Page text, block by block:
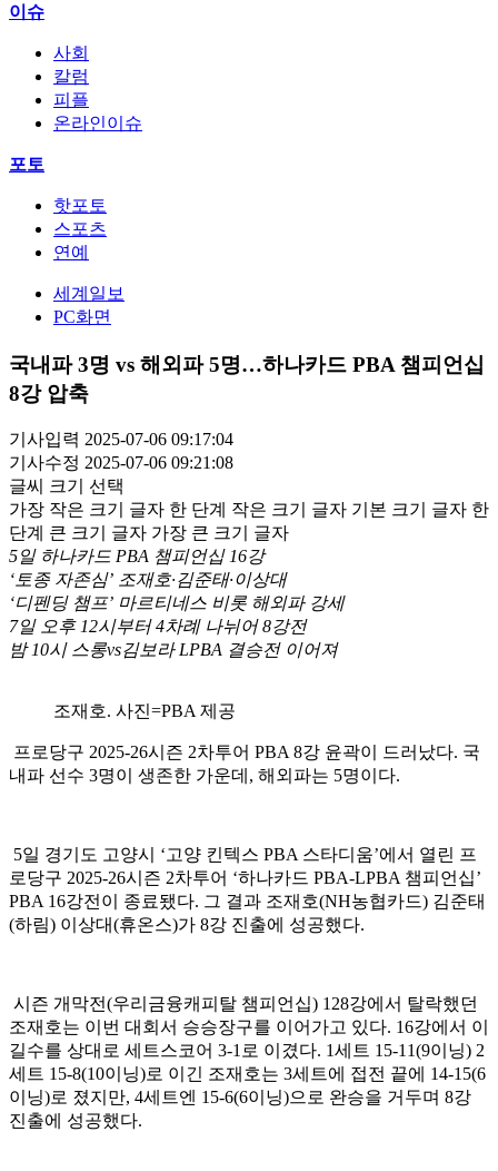
이슈
사회
칼럼
피플
온라인이슈
포토
핫포토
스포츠
연예
세계일보
PC화면
국내파 3명 vs 해외파 5명…하나카드 PBA 챔피언십
8강 압축
기사입력 2025-07-06 09:17:04
기사수정 2025-07-06 09:21:08
글씨 크기 선택
가장 작은 크기 글자 한 단계 작은 크기 글자 기본 크기 글자 한
단계 큰 크기 글자 가장 큰 크기 글자
5일 하나카드 PBA 챔피언십 16강
‘토종 자존심’ 조재호·김준태·이상대
‘디펜딩 챔프’ 마르티네스 비롯 해외파 강세
7일 오후 12시부터 4차례 나뉘어 8강전
밤 10시 스롱vs김보라 LPBA 결승전 이어져
조재호. 사진=PBA 제공
프로당구 2025-26시즌 2차투어 PBA 8강 윤곽이 드러났다. 국
내파 선수 3명이 생존한 가운데, 해외파는 5명이다.
5일 경기도 고양시 ‘고양 킨텍스 PBA 스타디움’에서 열린 프
로당구 2025-26시즌 2차투어 ‘하나카드 PBA-LPBA 챔피언십’
PBA 16강전이 종료됐다. 그 결과 조재호(NH농협카드) 김준태
(하림) 이상대(휴온스)가 8강 진출에 성공했다.
시즌 개막전(우리금융캐피탈 챔피언십) 128강에서 탈락했던
조재호는 이번 대회서 승승장구를 이어가고 있다. 16강에서 이
길수를 상대로 세트스코어 3-1로 이겼다. 1세트 15-11(9이닝) 2
세트 15-8(10이닝)로 이긴 조재호는 3세트에 접전 끝에 14-15(6
이닝)로 졌지만, 4세트엔 15-6(6이닝)으로 완승을 거두며 8강
진출에 성공했다.